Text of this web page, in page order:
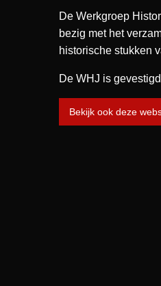
De Werkgroep
bezig met het
historische stukken
De WHJ is
Bekijk ook deze